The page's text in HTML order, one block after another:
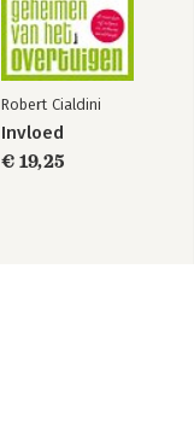
Robert Cialdini
Invloed
€ 19,25